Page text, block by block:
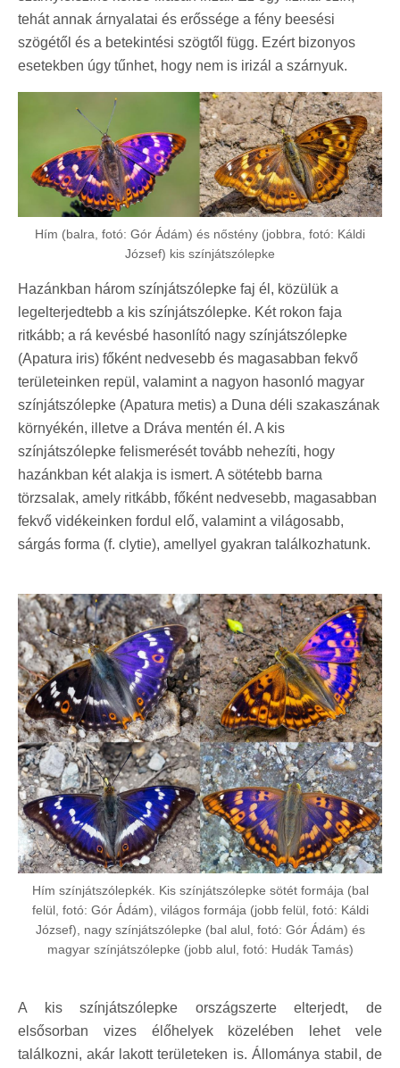
tehát annak árnyalatai és erőssége a fény beesési
szögétől és a betekintési szögtől függ. Ezért bizonyos
esetekben úgy tűnhet, hogy nem is irizál a szárnyuk.
Hím (balra, fotó: Gór Ádám) és nőstény (jobbra, fotó: Káldi
József) kis színjátszólepke
Hazánkban három színjátszólepke faj él, közülük a
legelterjedtebb a kis színjátszólepke. Két rokon faja
ritkább; a rá kevésbé hasonlító nagy színjátszólepke
(Apatura iris) főként nedvesebb és magasabban fekvő
területeinken repül, valamint a nagyon hasonló magyar
színjátszólepke (Apatura metis) a Duna déli szakaszának
környékén, illetve a Dráva mentén él. A kis
színjátszólepke felismerését tovább nehezíti, hogy
hazánkban két alakja is ismert. A sötétebb barna
törzsalak, amely ritkább, főként nedvesebb, magasabban
fekvő vidékeinken fordul elő, valamint a világosabb,
sárgás forma (f. clytie), amellyel gyakran találkozhatunk.
Hím színjátszólepkék. Kis színjátszólepke sötét formája (bal
felül, fotó: Gór Ádám), világos formája (jobb felül, fotó: Káldi
József), nagy színjátszólepke (bal alul, fotó: Gór Ádám) és
magyar színjátszólepke (jobb alul, fotó: Hudák Tamás)
A kis színjátszólepke országszerte elterjedt, de
elsősorban vizes élőhelyek közelében lehet vele
találkozni, akár lakott területeken is. Állománya stabil, de